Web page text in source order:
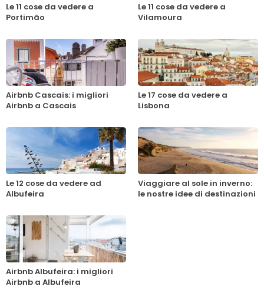
Le 11 cose da vedere a
Portimão
Le 11 cose da vedere a
Vilamoura
Airbnb Cascais: i migliori
Airbnb a Cascais
Le 17 cose da vedere a
Lisbona
Le 12 cose da vedere ad
Albufeira
Viaggiare al sole in inverno:
le nostre idee di destinazioni
Airbnb Albufeira: i migliori
Airbnb a Albufeira